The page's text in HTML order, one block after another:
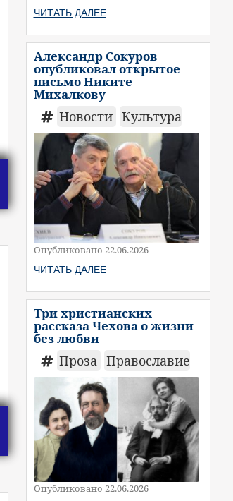
ЧИТАТЬ ДАЛЕЕ
Александр Сокуров
опубликовал открытое
письмо Никите
Михалкову
Новости Культура
Опубликовано 22.06.2026
ЧИТАТЬ ДАЛЕЕ
Три христианских
рассказа Чехова о жизни
без любви
Проза Православие
Опубликовано 22.06.2026